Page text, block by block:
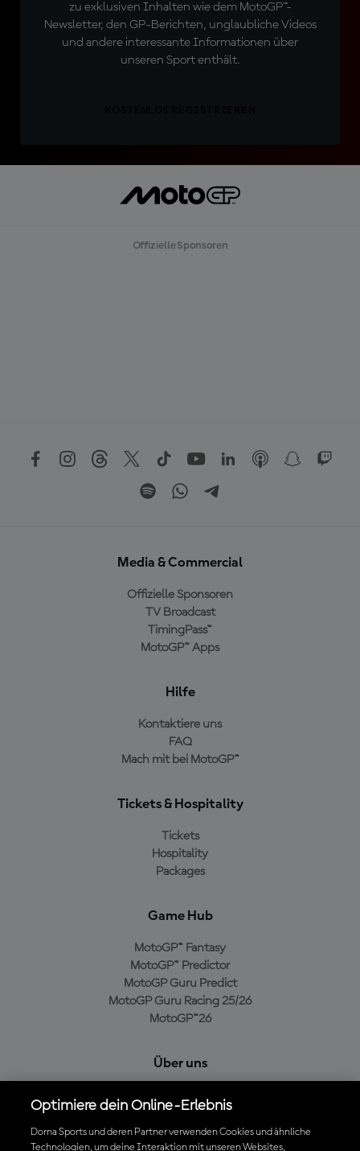
zu exklusiven Inhalten wie dem MotoGP™-
Newsletter, den GP-Berichten, unglaubliche Videos
und andere interessante Informationen über
unseren Sport enthält.
Offizielle Sponsoren
Media & Commercial
Offizielle Sponsoren
TV Broadcast
TimingPass™
MotoGP™ Apps
Hilfe
Kontaktiere uns
FAQ
Mach mit bei MotoGP™
Tickets & Hospitality
Tickets
Hospitality
Packages
Game Hub
MotoGP™ Fantasy
MotoGP™ Predictor
MotoGP Guru Predict
MotoGP Guru Racing 25/26
MotoGP™26
Über uns
Cookie-Richtlinien
Geschäftsbedingungen
Optimiere dein Online-Erlebnis
Dorna Sports und deren Partner verwenden Cookies und ähnliche
Technologien, um deine Interaktion mit unseren Websites,